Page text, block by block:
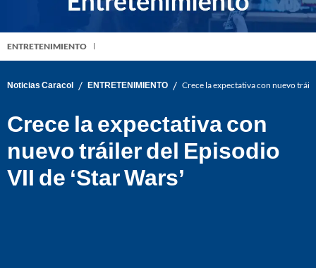
ENTRETENIMIENTO
Noticias Caracol / ENTRETENIMIENTO / Crece la expectativa con nuevo
Crece la expectativa con
nuevo tráiler del Episodio
VII de ‘Star Wars’